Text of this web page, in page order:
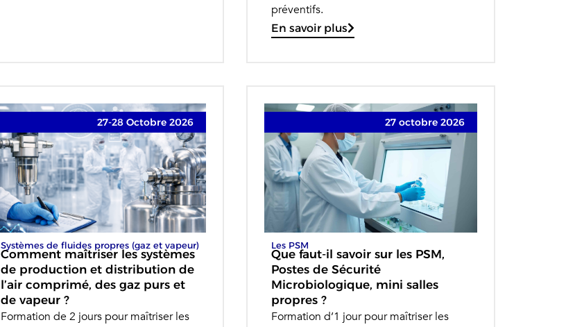
préventifs.
En savoir plus
27-28 Octobre 2026
Systèmes de fluides propres (gaz et vapeur)
Comment maîtriser les systèmes
de production et distribution de
l’air comprimé, des gaz purs et
de vapeur ?
Formation de 2 jours pour maîtriser les
27 octobre 2026
Les PSM
Que faut-il savoir sur les PSM,
Postes de Sécurité
Microbiologique, mini salles
propres ?
Formation d’1 jour pour maîtriser les